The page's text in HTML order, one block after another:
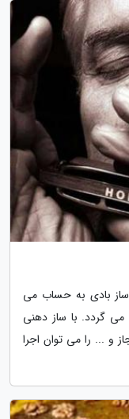
بادی به حساب می
می گردد. با ساز دهنی
و ... را می توان اجرا